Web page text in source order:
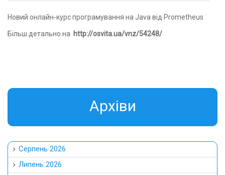
Новий онлайн-курс програмування на Java від Prometheus
Більш детально на http://osvita.ua/vnz/54248/
Aрхіви
Серпень 2026
Липень 2026